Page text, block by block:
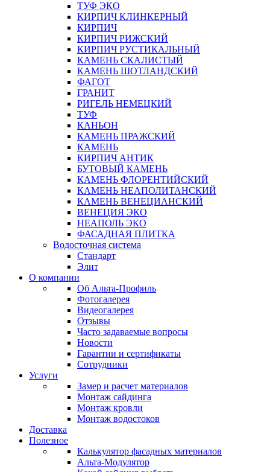
ТУФ ЭКО
КИРПИЧ КЛИНКЕРНЫЙ
КИРПИЧ
КИРПИЧ РИЖСКИЙ
КИРПИЧ РУСТИКАЛЬНЫЙ
КАМЕНЬ СКАЛИСТЫЙ
КАМЕНЬ ШОТЛАНДСКИЙ
ФАГОТ
ГРАНИТ
РИГЕЛЬ НЕМЕЦКИЙ
ТУФ
КАНЬОН
КАМЕНЬ ПРАЖСКИЙ
КАМЕНЬ
КИРПИЧ АНТИК
БУТОВЫЙ КАМЕНЬ
КАМЕНЬ ФЛОРЕНТИЙСКИЙ
КАМЕНЬ НЕАПОЛИТАНСКИЙ
КАМЕНЬ ВЕНЕЦИАНСКИЙ
ВЕНЕЦИЯ ЭКО
НЕАПОЛЬ ЭКО
ФАСАДНАЯ ПЛИТКА
Водосточная система
Стандарт
Элит
О компании
Об Альта-Профиль
Фотогалерея
Видеогалерея
Отзывы
Часто задаваемые вопросы
Новости
Гарантии и сертификаты
Сотрудники
Услуги
Замер и расчет материалов
Монтаж сайдинга
Монтаж кровли
Монтаж водостоков
Доставка
Полезное
Калькулятор фасадных материалов
Альта-Модулятор